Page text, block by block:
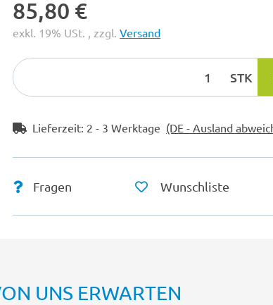
85,80 €
exkl. 19% USt. , zzgl. Versand
STK
Lieferzeit: 2 - 3 Werktage (DE - Ausland
Fragen Wunschliste
UNS ERWARTEN